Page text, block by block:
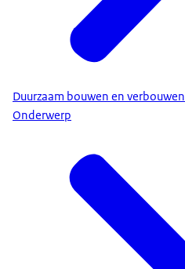
Duurzaam bouwen en verbouwen
Onderwerp